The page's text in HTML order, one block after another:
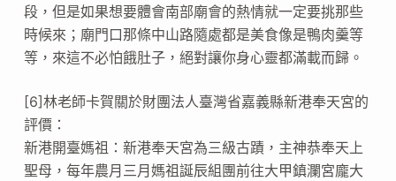
段，但是如果想要體會南部廟會的熱情就一定要挑那些
時候來；廟門口那條中山路隨處都是美食像是鴨肉羹等
等，來這不必怕餓肚子，絕對讓你身心靈都滿載而歸。
[6]林老師卡賀關於財團法人臺灣省嘉義縣新港奉天宮的
評價：
新港開臺媽祖：新港奉天宮為三級古蹟，主神恭奉天上
聖母，每年農月三月媽祖誕辰組團前往大甲鎮瀾宮龐大